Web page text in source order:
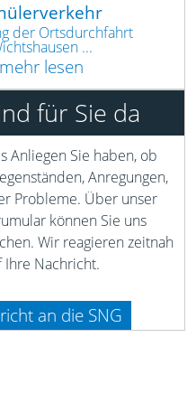
der Ortsdurchfahrt
...
mehr lesen
für Sie da
Anliegen Sie haben, ob
Anregungen,
Probleme. Über unser
können Sie uns
Wir reagieren zeitnah
Ihre Nachricht.
an die SNG